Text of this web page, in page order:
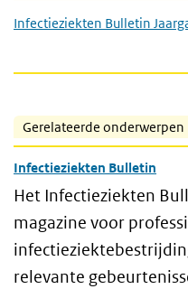
Infectieziekten Bulletin
Gerelateerde onderwerpen
Infectieziekten Bulletin
Het Infectieziekten
magazine voor
relevante